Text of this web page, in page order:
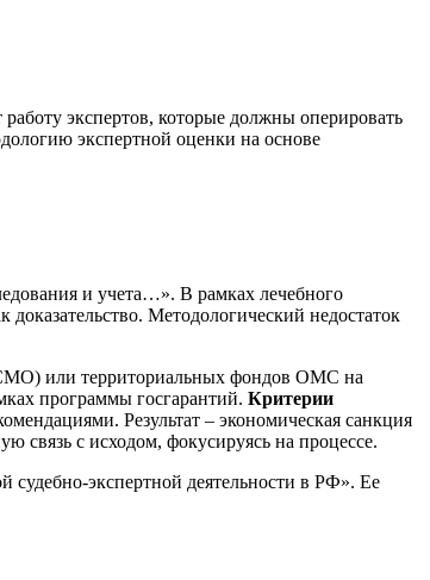
экспертов, которые должны оперировать
экспертной оценки на основе
и учета…». В рамках лечебного
Методологический недостаток
или территориальных фондов ОМС на
программы госгарантий. Критерии
Результат – экономическая санкция
связь с исходом, фокусируясь на процессе.
судебно-экспертной деятельности в РФ». Ее